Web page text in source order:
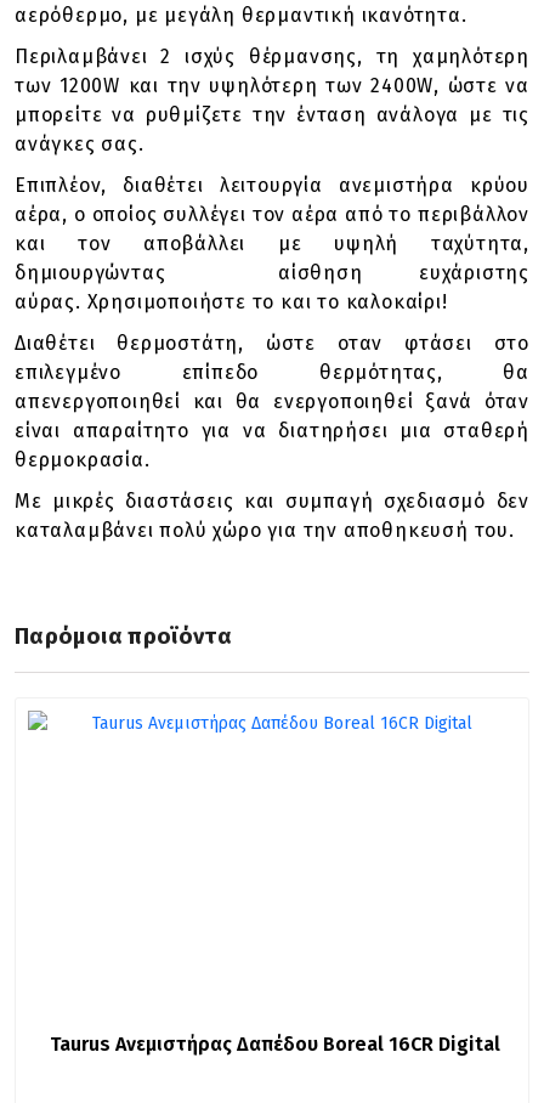
αερόθερμο, με μεγάλη θερμαντική ικανότητα.
Περιλαμβάνει 2 ισχύς θέρμανσης, τη χαμηλότερη
των 1200W και την υψηλότερη των 2400W, ώστε να
μπορείτε να ρυθμίζετε την ένταση ανάλογα με τις
ανάγκες σας.
Επιπλέον, διαθέτει λειτουργία ανεμιστήρα κρύου
αέρα, ο οποίος συλλέγει τον αέρα από το περιβάλλον
και τον αποβάλλει με υψηλή ταχύτητα,
δημιουργώντας αίσθηση ευχάριστης
αύρας. Χρησιμοποιήστε το και το καλοκαίρι!
Διαθέτει θερμοστάτη, ώστε οταν φτάσει στο
επιλεγμένο επίπεδο θερμότητας, θα
απενεργοποιηθεί και θα ενεργοποιηθεί ξανά όταν
είναι απαραίτητο για να διατηρήσει μια σταθερή
θερμοκρασία.
Με μικρές διαστάσεις και συμπαγή σχεδιασμό δεν
καταλαμβάνει πολύ χώρο για την αποθηκευσή του.
Παρόμοια προϊόντα
Taurus Ανεμιστήρας Δαπέδου Boreal 16CR Digital